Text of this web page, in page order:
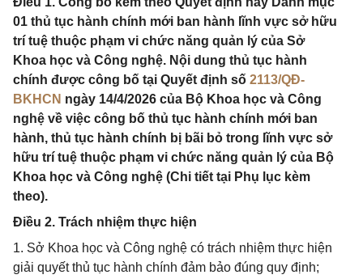
01 thủ tục hành chính mới ban hành lĩnh vực sở hữu
trí tuệ thuộc phạm vi chức năng quản lý của Sở
Khoa học và Công nghệ. Nội dung thủ tục hành
chính được công bố tại Quyết định số 2113/QĐ-
BKHCN ngày 14/4/2026 của Bộ Khoa học và Công
nghệ về việc công bố thủ tục hành chính mới ban
hành, thủ tục hành chính bị bãi bỏ trong lĩnh vực sở
hữu trí tuệ thuộc phạm vi chức năng quản lý của Bộ
Khoa học và Công nghệ (Chi tiết tại Phụ lục kèm
theo).
Điều 2. Trách nhiệm thực hiện
1. Sở Khoa học và Công nghệ có trách nhiệm thực hiện
giải quyết thủ tục hành chính đảm bảo đúng quy định;